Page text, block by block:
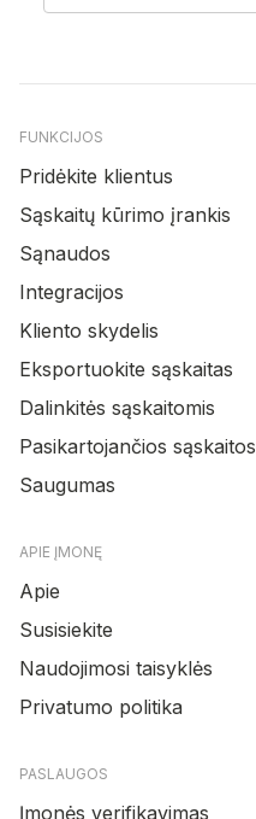
FUNKCIJOS
Pridėkite klientus
Sąskaitų kūrimo įrankis
Sąnaudos
Integracijos
Kliento skydelis
Eksportuokite sąskaitas
Dalinkitės sąskaitomis
Pasikartojančios sąskaitos
Saugumas
APIE ĮMONĘ
Apie
Susisiekite
Naudojimosi taisyklės
Privatumo politika
PASLAUGOS
Įmonės verifikavimas